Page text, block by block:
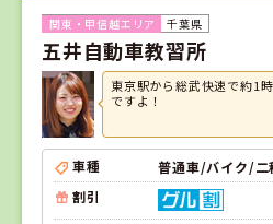
千葉県
五井自動車教習所
東京駅から総武快速で約1
ですよ！
車種
普通車/バイク/二
割引